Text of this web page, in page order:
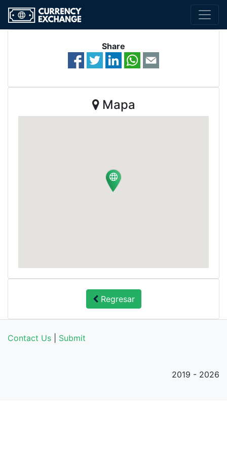
Share
Mapa
Regresar
Contact Us Submit
2019 - 2026